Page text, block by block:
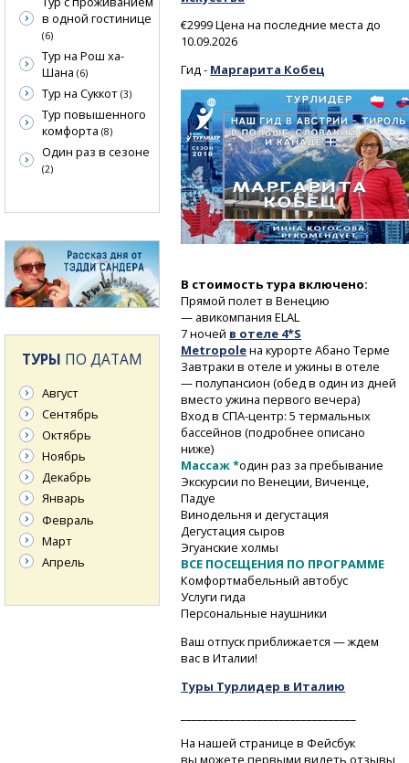
€2999 Цена на последние места до
10.09.2026
Гид - Маргарита Кобец
В стоимость тура включено:
Прямой полет в Венецию
— авикомпания ELAL
7 ночей в отеле 4*S
Metropoleна курорте Абано Терме
Завтраки в отеле и ужины в отеле
— полупансион (обед в один из дней
вместо ужина первого вечера)
Входв СПА-центр: 5 термальных
бассейнов (подробнее описано
ниже)
Массаж *один раз за пребывание
Экскурсии по Венеции, Виченце,
Падуе
Винодельня и дегустация
Дегустация сыров
Эгуанские холмы
ВСЕ ПОСЕЩЕНИЯ ПО ПРОГРАММЕ
Комфортмабельный автобус
Услуги гида
Персональные наушники
Ваш отпуск приближается — ждем
вас в Италии!
Туры Турлидер в Италию
На нашей странице в Фейсбук
вы можете первыми видеть отзывы
в одной гостинице
(6)
Тур на Рош ха-
Шана (6)
Тур на Суккот (3)
Тур повышенного
комфорта (8)
Один раз в сезоне
(2)
ТУРЫ ПО ДАТАМ
Август
Сентябрь
Октябрь
Ноябрь
Декабрь
Январь
Февраль
Март
Апрель